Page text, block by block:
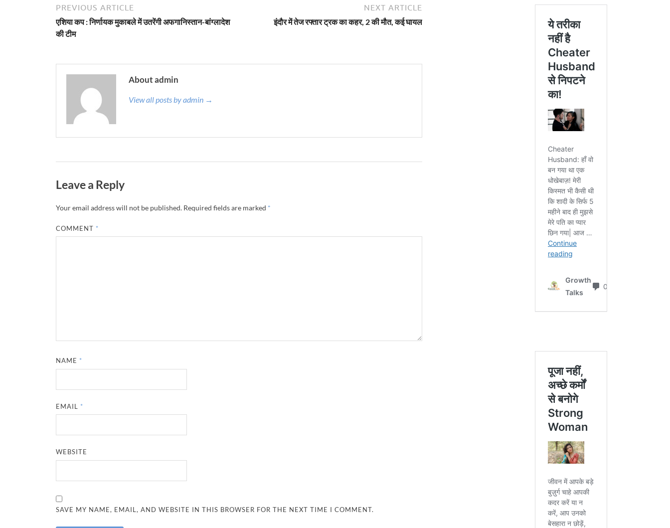
PREVIOUS ARTICLE
एशिया कप : निर्णायक मुकाबले में उतरेंगी अफगानिस्तान-बांग्लादेश
की टीम
NEXT ARTICLE
इंदौर में तेज रफ्तार ट्रक का कहर, 2 की मौत, कई घायल
About admin
View all posts by admin →
Leave a Reply
Your email address will not be published. Required fields are marked *
COMMENT *
NAME *
EMAIL *
WEBSITE
SAVE MY NAME, EMAIL, AND WEBSITE IN THIS BROWSER FOR THE NEXT TIME I COMMENT.